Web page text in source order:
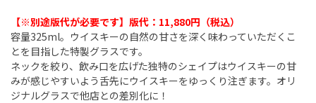
【※別途版代が必要です】版代：11,880円（税込）​
容量325ml。ウイスキーの自然の甘さを深く味わっていただくこ
とを目指した特製グラスです。
ネックを絞り、飲み口を広げた独特のシェイプはウイスキーの甘
みが感じやすいよう舌先にウイスキーをゆっくり注ぎます。オリ
ジナルグラスで他店との差別化に！